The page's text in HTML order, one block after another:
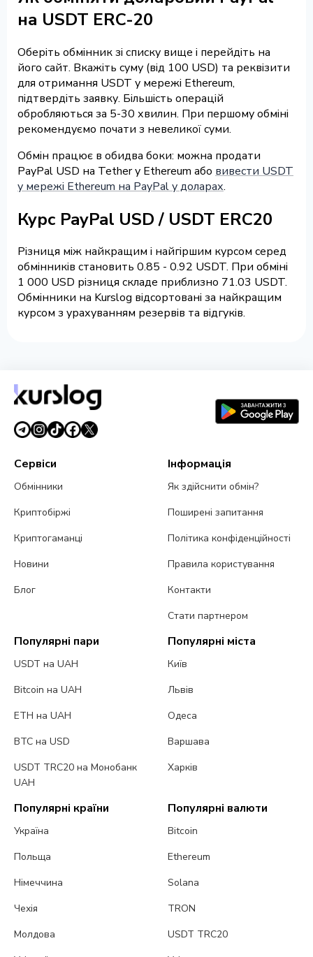
на USDT ERC-20
Оберіть обмінник зі списку вище і перейдіть на
його сайт. Вкажіть суму (від 100 USD) та реквізити
для отримання USDT у мережі Ethereum,
підтвердіть заявку. Більшість операцій
обробляються за 5-30 хвилин. При першому обміні
рекомендуємо почати з невеликої суми.
Обмін працює в обидва боки: можна продати
PayPal USD на Tether у Ethereum або вивести USDT
у мережі Ethereum на PayPal у доларах.
Курс PayPal USD / USDT ERC20
Різниця між найкращим і найгіршим курсом серед
обмінників становить 0.85 - 0.92 USDT. При обміні
1 000 USD різниця складе приблизно 71.03 USDT.
Обмінники на Kurslog відсортовані за найкращим
курсом з урахуванням резервів та відгуків.
Сервіси
Обмінники
Криптобіржі
Криптогаманці
Новини
Блог
Інформація
Як здійснити обмін?
Поширені запитання
Політика конфіденційності
Правила користування
Контакти
Стати партнером
Популярні пари
USDT на UAH
Bitcoin на UAH
ETH на UAH
BTC на USD
USDT TRC20 на Монобанк
UAH
Популярні міста
Київ
Львів
Одеса
Варшава
Харків
Популярні країни
Україна
Польща
Німеччина
Чехія
Молдова
Популярні валюти
Bitcoin
Ethereum
Solana
TRON
USDT TRC20